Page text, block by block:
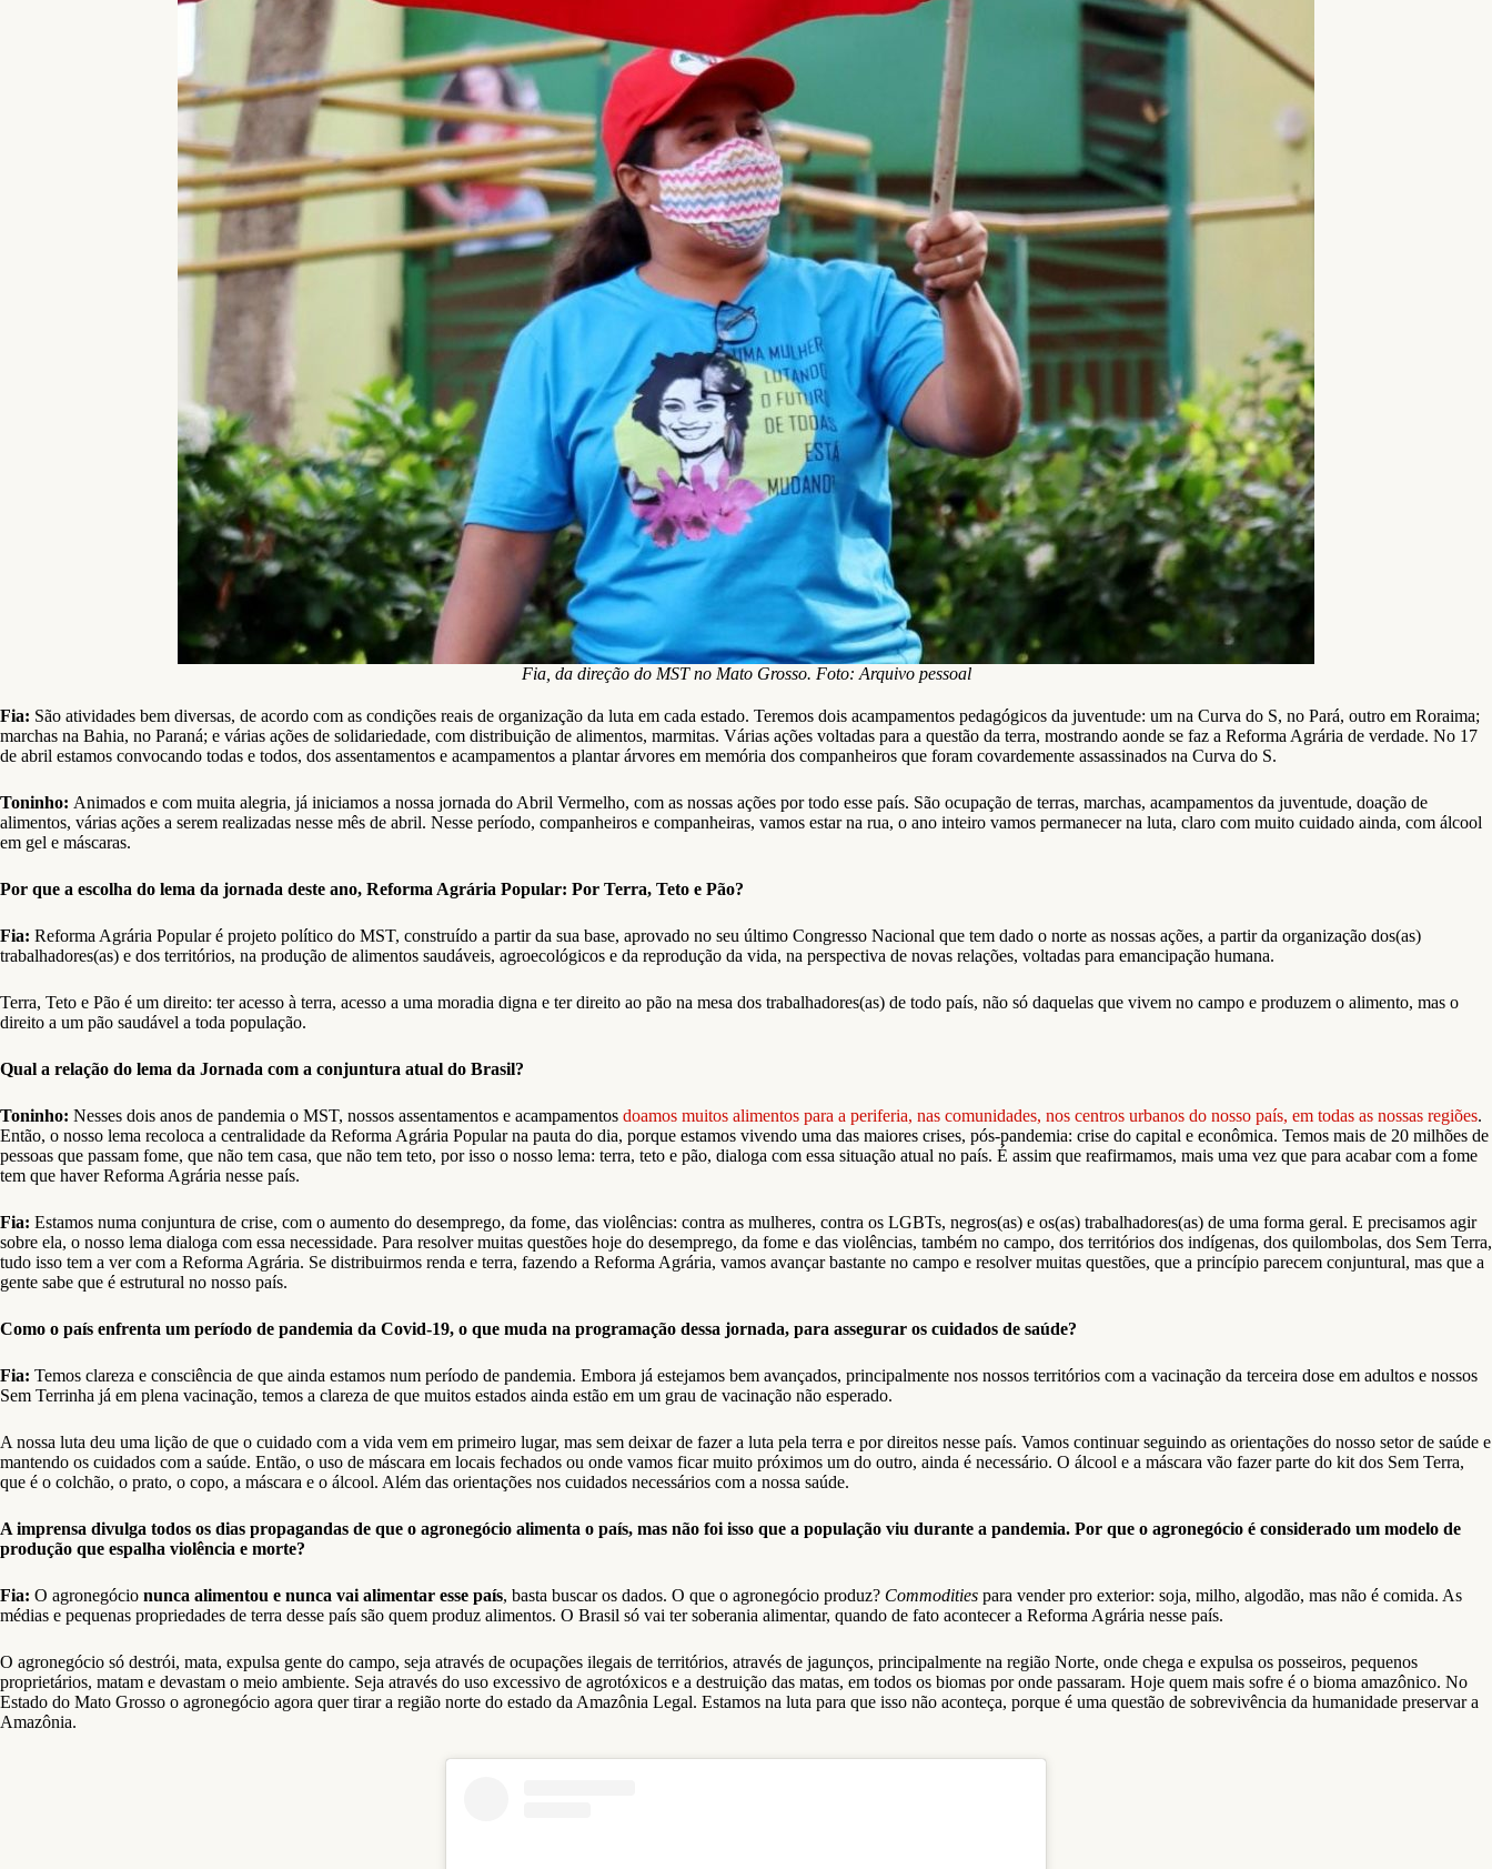
Fia, da direção do MST no Mato Grosso. Foto: Arquivo pessoal
Fia: São atividades bem diversas, de acordo com as condições reais de organização da luta em cada estado. Teremos dois acampamentos pedagógicos da juventude: um na Curva do S, no Pará, outro em Roraima;
marchas na Bahia, no Paraná; e várias ações de solidariedade, com distribuição de alimentos, marmitas. Várias ações voltadas para a questão da terra, mostrando aonde se faz a Reforma Agrária de verdade. No 17
de abril estamos convocando todas e todos, dos assentamentos e acampamentos a plantar árvores em memória dos companheiros que foram covardemente assassinados na Curva do S.
Toninho: Animados e com muita alegria, já iniciamos a nossa jornada do Abril Vermelho, com as nossas ações por todo esse país. São ocupação de terras, marchas, acampamentos da juventude, doação de
alimentos, várias ações a serem realizadas nesse mês de abril. Nesse período, companheiros e companheiras, vamos estar na rua, o ano inteiro vamos permanecer na luta, claro com muito cuidado ainda, com álcool
em gel e máscaras.
Por que a escolha do lema da jornada deste ano, Reforma Agrária Popular: Por Terra, Teto e Pão?
Fia: Reforma Agrária Popular é projeto político do MST, construído a partir da sua base, aprovado no seu último Congresso Nacional que tem dado o norte as nossas ações, a partir da organização dos(as)
trabalhadores(as) e dos territórios, na produção de alimentos saudáveis, agroecológicos e da reprodução da vida, na perspectiva de novas relações, voltadas para emancipação humana.
Terra, Teto e Pão é um direito: ter acesso à terra, acesso a uma moradia digna e ter direito ao pão na mesa dos trabalhadores(as) de todo país, não só daquelas que vivem no campo e produzem o alimento, mas o
direito a um pão saudável a toda população.
Qual a relação do lema da Jornada com a conjuntura atual do Brasil?
Toninho: Nesses dois anos de pandemia o MST, nossos assentamentos e acampamentos doamos muitos alimentos para a periferia, nas comunidades, nos centros urbanos do nosso país, em todas as nossas regiões.
Então, o nosso lema recoloca a centralidade da Reforma Agrária Popular na pauta do dia, porque estamos vivendo uma das maiores crises, pós-pandemia: crise do capital e econômica. Temos mais de 20 milhões de
pessoas que passam fome, que não tem casa, que não tem teto, por isso o nosso lema: terra, teto e pão, dialoga com essa situação atual no país. É assim que reafirmamos, mais uma vez que para acabar com a fome
tem que haver Reforma Agrária nesse país.
Fia: Estamos numa conjuntura de crise, com o aumento do desemprego, da fome, das violências: contra as mulheres, contra os LGBTs, negros(as) e os(as) trabalhadores(as) de uma forma geral. E precisamos agir
sobre ela, o nosso lema dialoga com essa necessidade. Para resolver muitas questões hoje do desemprego, da fome e das violências, também no campo, dos territórios dos indígenas, dos quilombolas, dos Sem Terra,
tudo isso tem a ver com a Reforma Agrária. Se distribuirmos renda e terra, fazendo a Reforma Agrária, vamos avançar bastante no campo e resolver muitas questões, que a princípio parecem conjuntural, mas que a
gente sabe que é estrutural no nosso país.
Como o país enfrenta um período de pandemia da Covid-19, o que muda na programação dessa jornada, para assegurar os cuidados de saúde?
Fia: Temos clareza e consciência de que ainda estamos num período de pandemia. Embora já estejamos bem avançados, principalmente nos nossos territórios com a vacinação da terceira dose em adultos e nossos
Sem Terrinha já em plena vacinação, temos a clareza de que muitos estados ainda estão em um grau de vacinação não esperado.
A nossa luta deu uma lição de que o cuidado com a vida vem em primeiro lugar, mas sem deixar de fazer a luta pela terra e por direitos nesse país. Vamos continuar seguindo as orientações do nosso setor de saúde e
mantendo os cuidados com a saúde. Então, o uso de máscara em locais fechados ou onde vamos ficar muito próximos um do outro, ainda é necessário. O álcool e a máscara vão fazer parte do kit dos Sem Terra,
que é o colchão, o prato, o copo, a máscara e o álcool. Além das orientações nos cuidados necessários com a nossa saúde.
A imprensa divulga todos os dias propagandas de que o agronegócio alimenta o país, mas não foi isso que a população viu durante a pandemia. Por que o agronegócio é considerado um modelo de
produção que espalha violência e morte?
Fia: O agronegócio nunca alimentou e nunca vai alimentar esse país, basta buscar os dados. O que o agronegócio produz? Commodities para vender pro exterior: soja, milho, algodão, mas não é comida. As
médias e pequenas propriedades de terra desse país são quem produz alimentos. O Brasil só vai ter soberania alimentar, quando de fato acontecer a Reforma Agrária nesse país.
O agronegócio só destrói, mata, expulsa gente do campo, seja através de ocupações ilegais de territórios, através de jagunços, principalmente na região Norte, onde chega e expulsa os posseiros, pequenos
proprietários, matam e devastam o meio ambiente. Seja através do uso excessivo de agrotóxicos e a destruição das matas, em todos os biomas por onde passaram. Hoje quem mais sofre é o bioma amazônico. No
Estado do Mato Grosso o agronegócio agora quer tirar a região norte do estado da Amazônia Legal. Estamos na luta para que isso não aconteça, porque é uma questão de sobrevivência da humanidade preservar a
Amazônia.